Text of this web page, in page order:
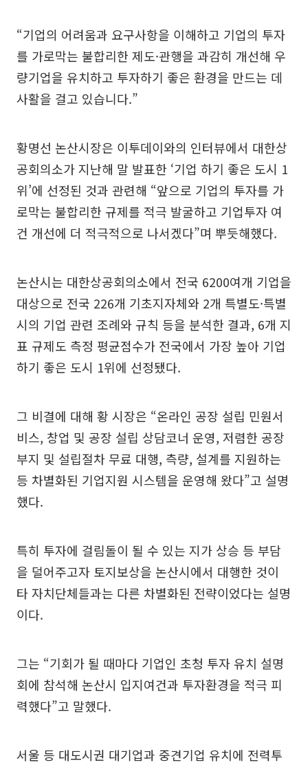
“기업의 어려움과 요구사항을 이해하고 기업의 투자
를 가로막는 불합리한 제도·관행을 과감히 개선해 우
량기업을 유치하고 투자하기 좋은 환경을 만드는 데
사활을 걸고 있습니다.”
황명선 논산시장은 이투데이와의 인터뷰에서 대한상
공회의소가 지난해 말 발표한 ‘기업 하기 좋은 도시 1
위’에 선정된 것과 관련해 “앞으로 기업의 투자를 가
로막는 불합리한 규제를 적극 발굴하고 기업투자 여
건 개선에 더 적극적으로 나서겠다”며 뿌듯해했다.
논산시는 대한상공회의소에서 전국 6200여개 기업을
대상으로 전국 226개 기초지자체와 2개 특별도·특별
시의 기업 관련 조례와 규칙 등을 분석한 결과, 6개 지
표 규제도 측정 평균점수가 전국에서 가장 높아 기업
하기 좋은 도시 1위에 선정됐다.
그 비결에 대해 황 시장은 “온라인 공장 설립 민원서
비스, 창업 및 공장 설립 상담코너 운영, 저렴한 공장
부지 및 설립절차 무료 대행, 측량, 설계를 지원하는
등 차별화된 기업지원 시스템을 운영해 왔다”고 설명
했다.
특히 투자에 걸림돌이 될 수 있는 지가 상승 등 부담
을 덜어주고자 토지보상을 논산시에서 대행한 것이
타 자치단체들과는 다른 차별화된 전략이었다는 설명
이다.
그는 “기회가 될 때마다 기업인 초청 투자 유치 설명
회에 참석해 논산시 입지여건과 투자환경을 적극 피
력했다”고 말했다.
서울 등 대도시권 대기업과 중견기업 유치에 전력투